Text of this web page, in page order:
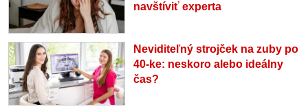
navštíviť experta
Neviditeľný strojček na zuby po
40-ke: neskoro alebo ideálny
čas?